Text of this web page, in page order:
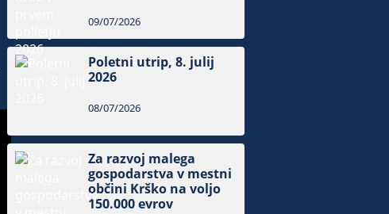
09/07/2026
Poletni utrip, 8. julij
2026
08/07/2026
Za razvoj malega
gospodarstva v mestni
občini Krško na voljo
150.000 evrov